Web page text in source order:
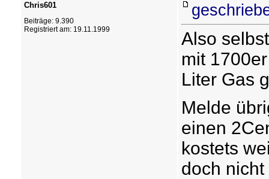
Chris601
Beiträge: 9.390
Registriert am: 19.11.1999
Also
mit
Liter Gas
Melde
einen
kostets
doch nicht